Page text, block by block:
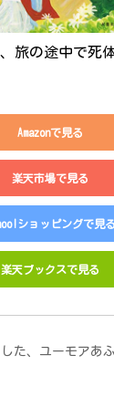
旅の途中で死
Amazonで見る
楽天市場で見る
ショッピングで見る
楽天ブックスで見る
た、ユーモアあ